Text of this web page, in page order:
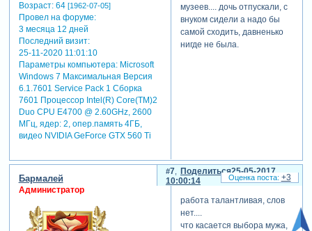
Возраст:64 [1962-07-05]
Провел на форуме:
3 месяца 12 дней
Последний визит:
25-11-2020 11:01:10
Параметры компьютера:Microsoft
Windows 7 Максимальная Версия
6.1.7601 Service Pack 1 Сборка
7601 Процессор Intel(R) Core(TM)2
Duo CPU E4700 @ 2.60GHz, 2600
МГц, ядер: 2, опер.память 4ГБ,
видео NVIDIA GeForce GTX 560 Ti
музеев.... дочь отпускали, с
внуком сидели а надо бы
самой сходить, давненько
нигде не была.
Поделиться
7
25-05-2017
10:00:14
Бармалей
Администратор
работа талантливая, слов
нет....
что касается выбора мужа,
+3